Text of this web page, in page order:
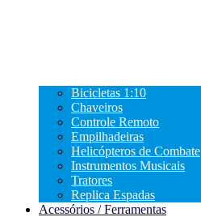
Bicicletas 1:10
Chaveiros
Controle Remoto
Empilhadeiras
Helicópteros de Combate
Instrumentos Musicais
Tratores
Replica Espadas
Acessórios / Ferramentas